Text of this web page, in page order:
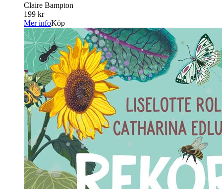
Claire Bampton
199 kr
Mer infoKöp